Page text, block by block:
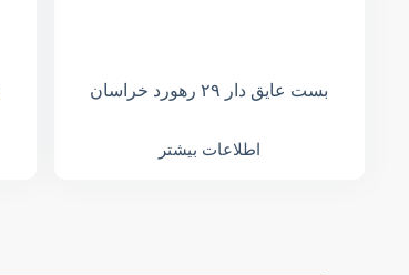
بست عایق دار ۲۹ رهورد خراسان
اطلاعات بیشتر